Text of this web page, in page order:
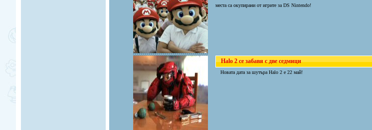
места са окупирани от игрите за DS Nintendo!
Halo 2 се забавя с две седмици
Новата дата за шутъра Halo 2 е 22 май!